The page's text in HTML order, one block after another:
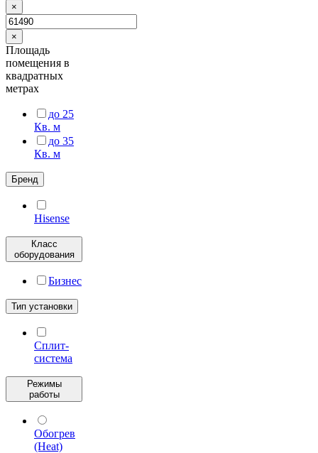
×
×
Площадь
помещения в
квадратных
метрах
до 25
Кв. м
до 35
Кв. м
Бренд
Hisense
Класс
оборудования
Бизнес
Тип установки
Сплит-
система
Режимы
работы
Обогрев
(Heat)